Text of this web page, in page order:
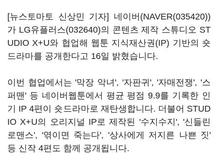
[뉴스토마토 신상민 기자] 네이버(NAVER(035420))
가 LG유플러스(032640)의 콘텐츠 제작 스튜디오 ST
UDIO X+U와 협업해 웹툰 지식재산권(IP) 기반의 숏
드라마를 공개한다고 16일 밝혔습니다.
이번 협업에서는 '막장 악녀', '자판귀', '자매전쟁', '스
퍼맨' 등 네이버웹툰에서 평균 평점 9.9를 기록한 인
기 IP 4편이 숏드라마로 재탄생합니다. 더불어 STUD
IO X+U의 오리지널 IP로 제작된 '수지수지', '신들린
로맨스', '엮이면 죽는다', '상사에게 저지른 나쁜 짓'
등 신작 4편도 함께 공개됩니다.